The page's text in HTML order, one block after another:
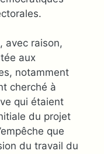
avec raison,
aux
notamment
cherché à
qui étaient
du projet
que
du travail du